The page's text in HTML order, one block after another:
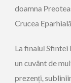
doamna
Crucea
La finalul
un cuvânt de
prezenți,